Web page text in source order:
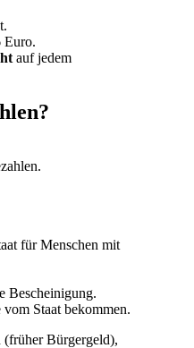
Euro.
auf jedem
für Menschen mit
Bescheinigung.
Staat bekommen.
(früher Bürgergeld),